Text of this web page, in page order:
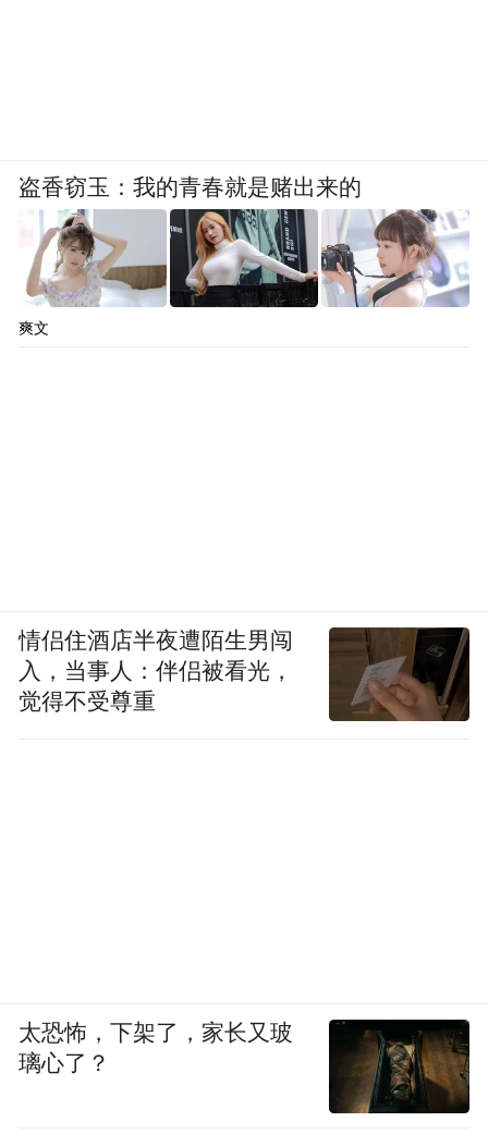
盗香窃玉：我的青春就是赌出来的
爽文
情侣住酒店半夜遭陌生男闯
入，当事人：伴侣被看光，
觉得不受尊重
太恐怖，下架了，家长又玻
璃心了？